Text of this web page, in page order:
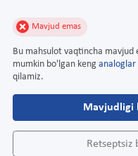
Mavjud emas
Bu mahsulot vaqtincha
mumkin bo'lgan keng analoglar
qilamiz.
Mavjudligi
Retseptsiz